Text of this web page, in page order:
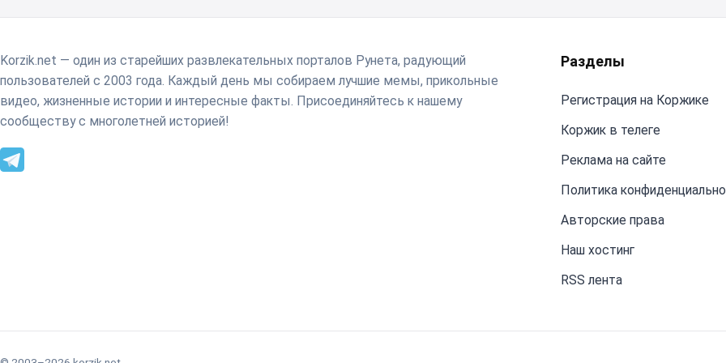
Korzik.net — один из старейших развлекательных порталов Рунета, радующий
пользователей с 2003 года. Каждый день мы собираем лучшие мемы, прикольные
видео, жизненные истории и интересные факты. Присоединяйтесь к нашему
сообществу с многолетней историей!
Разделы
Регистрация на Коржике
Коржик в телеге
Реклама на сайте
Политика
Авторские права
Наш хостинг
RSS лента